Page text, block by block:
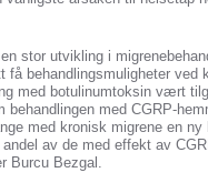
stor utvikling i
behandlingsmuligheter ved
med botulinumtoksin vært
behandlingen med CGRP-
med kronisk migrene en ny
andel av de med effekt av
Burcu Bezgal.